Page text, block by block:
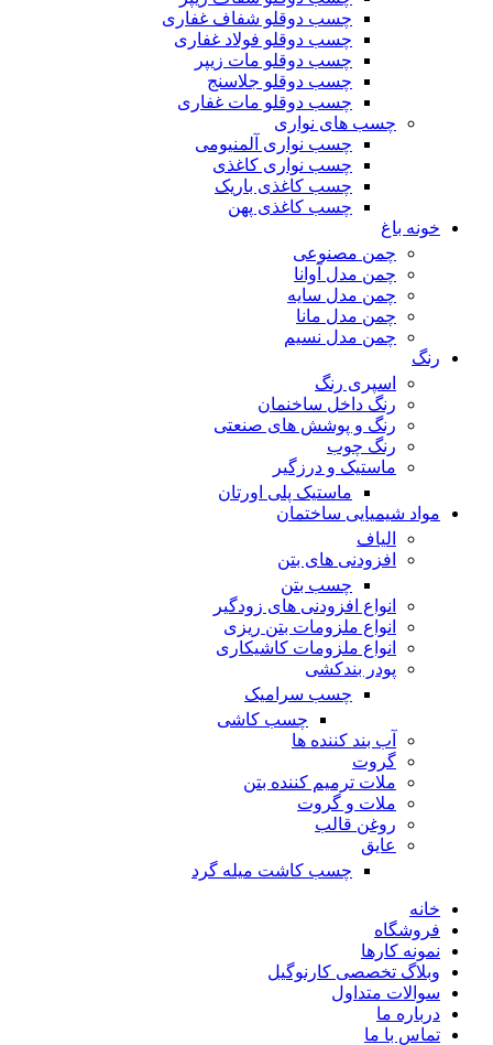
چسب دوقلو شفاف غفاری
چسب دوقلو فولاد غفاری
چسب دوقلو مات زیپر
چسب دوقلو جلاسنج
چسب دوقلو مات غفاری
چسب های نواری
چسب نواری آلمنیومی
چسب نواری کاغذی
چسب کاغذی باریک
چسب کاغذی پهن
خونه باغ
چمن مصنوعی
چمن مدل آوانا
چمن مدل سایه
چمن مدل مانا
چمن مدل نسیم
رنگ
اسپری رنگ
رنگ داخل ساخنمان
رنگ و پوشش های صنعتی
رنگ چوب
ماستیک و درزگیر
ماستیک پلی اورتان
مواد شیمیایی ساختمان
الیاف
افزودنی های بتن
چسب بتن
انواع افزودنی های زودگیر
انواع ملزومات بتن ریزی
انواع ملزومات کاشیکاری
پودر بندکشی
چسب سرامیک
چسب کاشی
آب بند کننده ها
گروت
ملات ترمیم کننده بتن
ملات و گروت
روغن قالب
عایق
چسب کاشت میله گرد
خانه
فروشگاه
نمونه کارها
وبلاگ تخصصی کارنوگیل
سوالات متداول
درباره ما
تماس با ما